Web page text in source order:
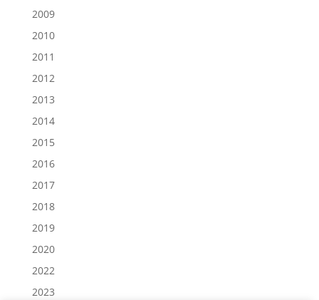
2009
2010
2011
2012
2013
2014
2015
2016
2017
2018
2019
2020
2022
2023